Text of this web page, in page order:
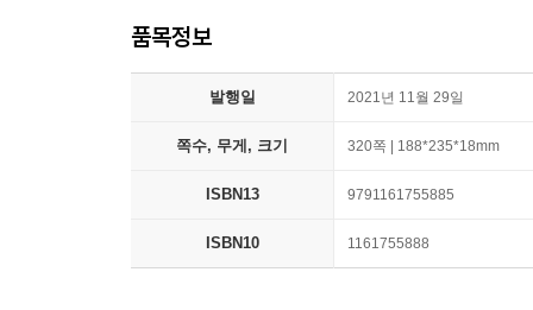
품목정보
발행일 2021년 11월 29일
쪽수, 무게, 크기 320쪽 | 188*235*18mm
ISBN13 9791161755885
ISBN10 1161755888